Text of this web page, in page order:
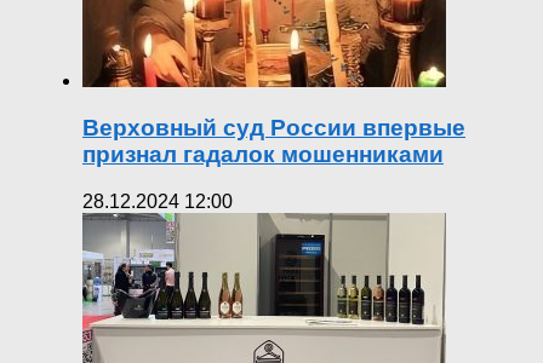
Верховный суд России впервые
признал гадалок мошенниками
28.12.2024 12:00